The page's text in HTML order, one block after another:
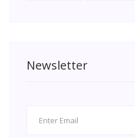
Newsletter